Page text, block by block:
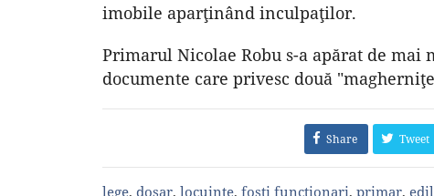
imobile aparţinând inculpaţilor.
Primarul Nicolae Robu s-a apărat de mai
documente care privesc două
Share Tweet
lege, dosar, locuinte, fosti functionari, primar, edil